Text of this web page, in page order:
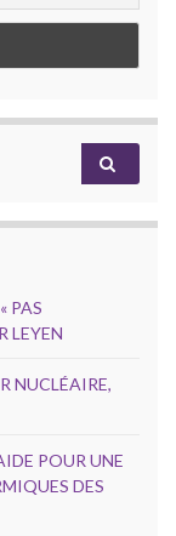
PAS
LEYEN
NUCLÉAIRE,
POUR UNE
DES